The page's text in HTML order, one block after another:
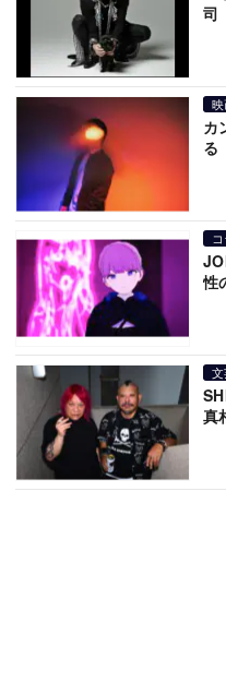
司
カ
る
性
真